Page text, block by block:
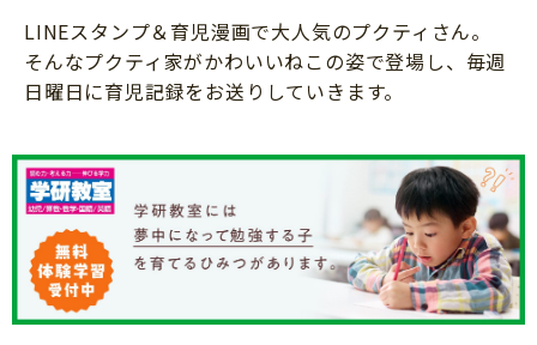
小学校
科学・プログラミング
絵本・読み聞かせ
自由研究・工作
読書感想文
本・読書
運動・あそび・ゲーム
ファッション・美容
行事・イベント
親子でいっしょに
人間関係
おでかけ
家族
こそだてマンガ
LINEスタンプ＆育児漫画で大人気のプクティさん。
そんなプクティ家がかわいいねこの姿で登場し、毎週
日曜日に育児記録をお送りしていきます。